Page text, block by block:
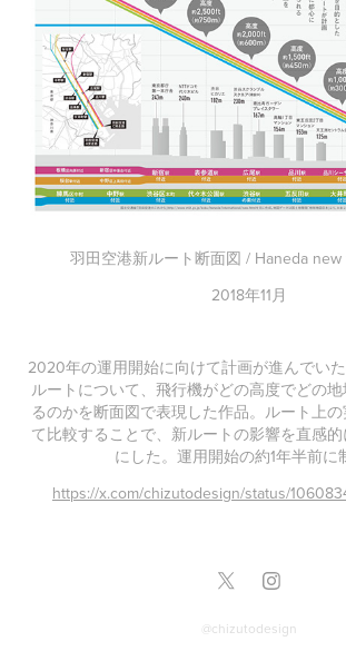
羽田空港新ルート断面図 / Haneda
2018年11月
2020年の運用開始に向けて計画が進んでい
ルートについて、飛行機がどの高度でどの
るのかを断面図で表現した作品。ルート上
て比較することで、新ルートの影響を直感
にした。運用開始の約1年半前に
https://x.com/chizutodesign/status/
@chizutodesign